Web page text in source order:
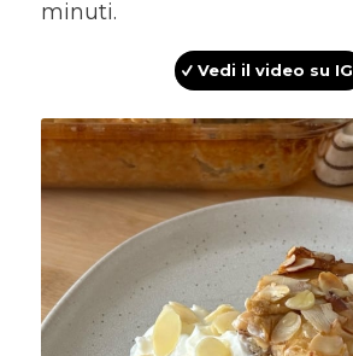
minuti.
Vedi il video su IG